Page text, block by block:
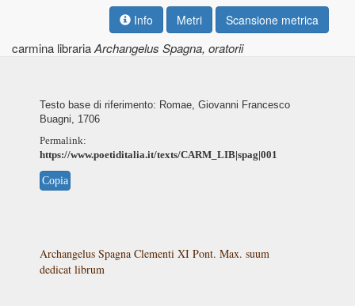
Info Metri Scansione metrica
carmina librariaArchangelus Spagna, oratorii
Testo base di riferimento: Romae, Giovanni Francesco
Buagni, 1706
Permalink:
https://www.poetiditalia.it/texts/CARM_LIB|spag|001
Copia
Archangelus Spagna Clementi XI Pont. Max. suum
dedicat librum